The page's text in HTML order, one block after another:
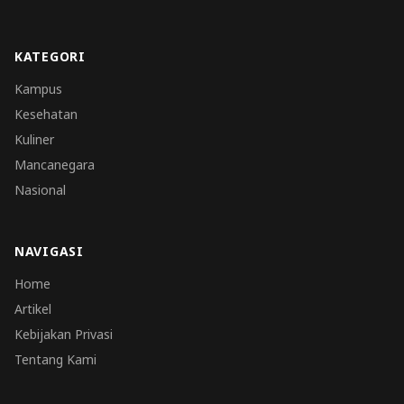
KATEGORI
Kampus
Kesehatan
Kuliner
Mancanegara
Nasional
NAVIGASI
Home
Artikel
Kebijakan Privasi
Tentang Kami